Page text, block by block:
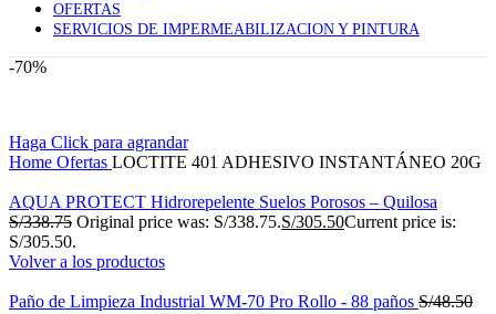
OFERTAS
SERVICIOS DE IMPERMEABILIZACION Y PINTURA
-70%
Haga Click para agrandar
Home Ofertas LOCTITE 401 ADHESIVO INSTANTÁNEO 20G
AQUA PROTECT Hidrorepelente Suelos Porosos – Quilosa
S/338.75 Original price was: S/338.75.S/305.50Current price is:
S/305.50.
Volver a los productos
Paño de Limpieza Industrial WM-70 Pro Rollo - 88 paños S/48.50